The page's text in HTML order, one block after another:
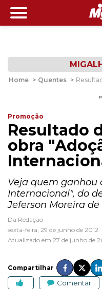
Home > Quentes >
Promoção
Resultado
obra
Veja quem ganhou
Internacional", do
Jeferson Moreira de
Da Redação
sexta-feira, 29 de junho de 2012
Atualizado em 27 de junho de
Compartilhar
Comentar